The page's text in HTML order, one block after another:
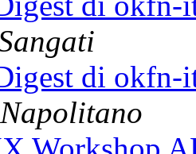
di okfn-